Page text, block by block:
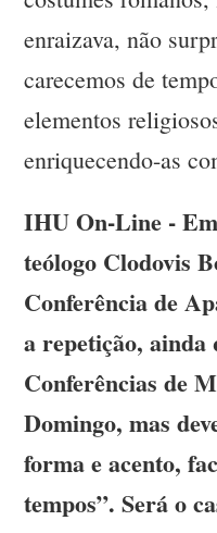
enraizava, não
carecemos de
elementos
enriquecendo-as
IHU On-Line -
teólogo Clodovis
Conferência de
a repetição, ainda
Conferências de
Domingo, mas
forma e acento,
tempos”. Será o